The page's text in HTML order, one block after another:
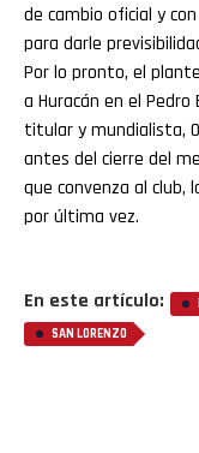
de cambio oficial y
para darle
Por lo pronto, el
a Huracán en el
titular y mundialista,
antes del cierre del
que convenza al club,
por última vez.
En este artículo:
SAN LORENZO